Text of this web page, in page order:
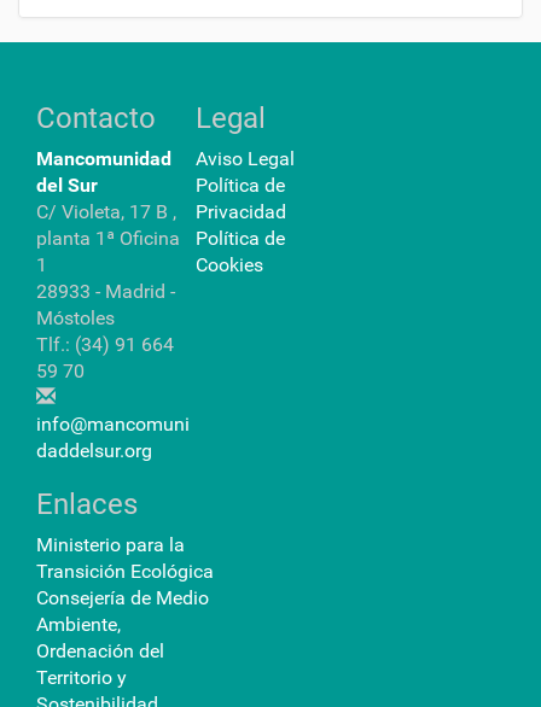
Contacto
Mancomunidad
del Sur
C/ Violeta, 17 B ,
planta 1ª Oficina
1
28933 - Madrid -
Móstoles
Tlf.: (34) 91 664
59 70
info@mancomuni
daddelsur.org
Legal
Aviso Legal
Política de
Privacidad
Política de
Cookies
Enlaces
Ministerio para la
Transición Ecológica
Consejería de Medio
Ambiente,
Ordenación del
Territorio y